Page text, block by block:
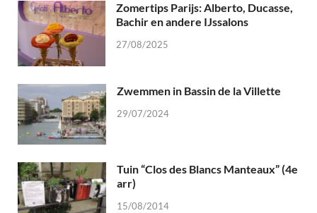
Zomertips Parijs: Alberto, Ducasse,
Bachir en andere IJssalons
27/08/2025
Zwemmen in Bassin de la Villette
29/07/2024
Tuin “Clos des Blancs Manteaux” (4e
arr)
15/08/2014